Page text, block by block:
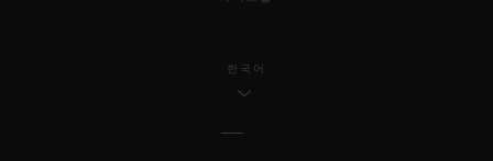
한국어